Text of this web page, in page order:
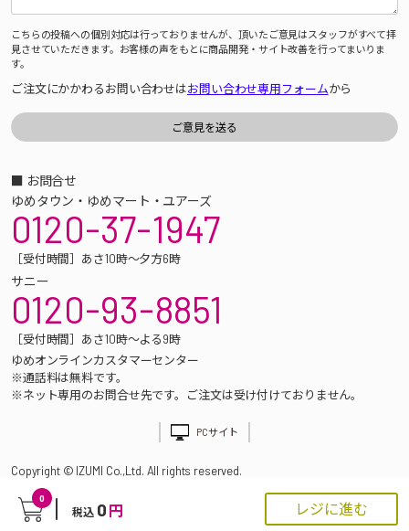
0
税込 0 円 レジに進む
こちらの投稿への個別対応は行っておりませんが、頂いたご意見はスタッフがすべて拝
見させていただきます。お客様の声をもとに商品開発・サイト改善を行ってまいりま
す。
ご注文にかかわるお問い合わせはお問い合わせ専用フォームから
■ お問合せ
ゆめタウン・ゆめマート・ユアーズ
0120-37-1947
［受付時間］あさ10時～夕方6時
サニー
0120-93-8851
［受付時間］あさ10時～よる9時
ゆめオンラインカスタマーセンター
※通話料は無料です。
※ネット専用のお問合せ先です。ご注文は受け付けておりません。
PCサイト
Copyright © IZUMI Co.,Ltd. All rights reserved.